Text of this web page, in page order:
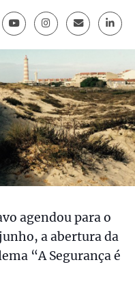
agendou para o
a abertura da
“A Segurança é